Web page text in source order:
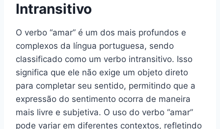
Intransitivo
O verbo “amar” é um dos mais profundos e
complexos da língua portuguesa, sendo
classificado como um verbo intransitivo. Isso
significa que ele não exige um objeto direto
para completar seu sentido, permitindo que a
expressão do sentimento ocorra de maneira
mais livre e subjetiva. O uso do verbo “amar”
pode variar em diferentes contextos, refletindo